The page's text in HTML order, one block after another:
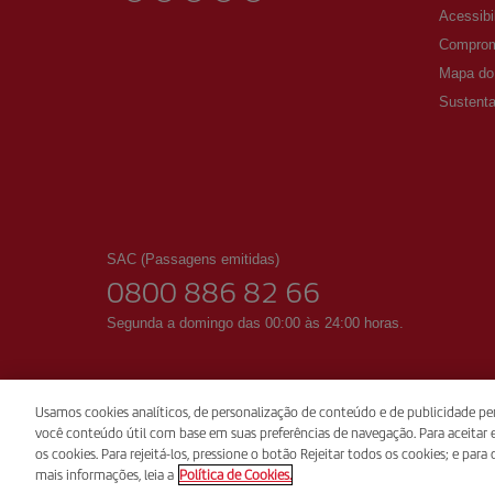
Mapa
SAC (Passagens emitidas)
0800 886 82 66
Segunda a domingo das 00:00 às 24:00 horas.
© Iberia 2026
Usamos cookies analíticos, de personalização de conteúdo e de publicidade
você conteúdo útil com base em suas preferências de navegação. Para
os cookies. Para rejeitá-los, pressione o botão Rejeitar todos os cookies; e
mais informações, leia a Política de Cookies.